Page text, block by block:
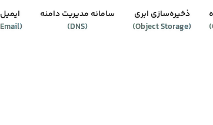
ایمیل
(
Email
سامانه مدیریت دامنه
(
DNS
)
ذخیره‌سازی ابری
(
Object Storage
) )